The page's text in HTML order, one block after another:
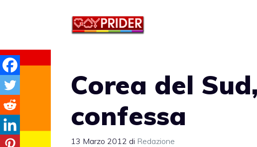
Corea del
confessa
13 Marzo 2012 di Redazione